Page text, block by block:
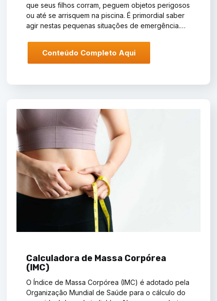
que seus filhos corram, peguem objetos perigosos
ou até se arrisquem na piscina. É primordial saber
agir nestas pequenas situações de emergência.…
Conteúdo Completo Aqui
Calculadora de Massa Corpórea
(IMC)
O Índice de Massa Corpórea (IMC) é adotado pela
Organização Mundial de Saúde para o cálculo do